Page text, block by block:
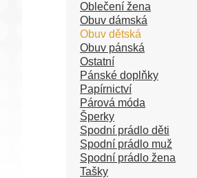
Oblečení žena
Obuv dámská
Obuv dětská
Obuv pánská
Ostatní
Pánské doplňky
Papírnictví
Párová móda
Šperky
Spodní prádlo děti
Spodní prádlo muž
Spodní prádlo žena
Tašky